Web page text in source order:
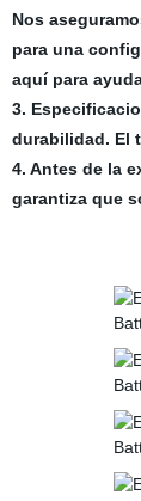
Nos
para una
aquí para
3.
durabilidad. El
4. Antes de la
garantiza que